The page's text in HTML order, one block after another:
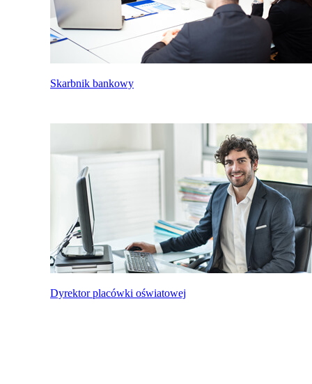
Skarbnik bankowy
Dyrektor placówki oświatowej